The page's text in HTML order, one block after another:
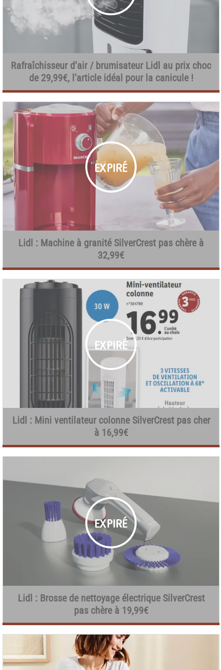
Rafraîchisseur d’air / brumisateur Lidl au prix choc
de 29,99€, l’article idéal pour la canicule !
Lidl : Machine à granité SilverCrest pas chère à
32,99€
Lidl : Mini ventilateur colonne SilverCrest pas cher
à 16,99€
Lidl : Brosse de nettoyage électrique SilverCrest
pas chère à 19,99€